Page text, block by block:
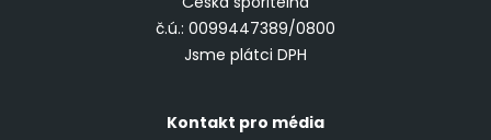
č.ú.: 0099447389/0800
Jsme plátci DPH
Kontakt pro média